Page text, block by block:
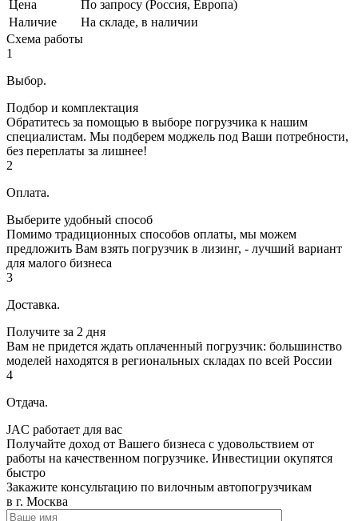
Цена
По запросу (Россия, Европа)
Наличие
На складе, в наличии
Схема работы
1
Выбор.
Подбор и комплектация
Обратитесь за помощью в выборе погрузчика к нашим
специалистам. Мы подберем моджель под Ваши потребности,
без переплаты за лишнее!
2
Оплата.
Выберите удобный способ
Помимо традиционных способов оплаты, мы можем
предложить Вам взять погрузчик в лизинг, - лучший вариант
для малого бизнеса
3
Доставка.
Получите за 2 дня
Вам не придется ждать оплаченный погрузчик: большинство
моделей находятся в региональных складах по всей России
4
Отдача.
JAC работает для вас
Получайте доход от Вашего бизнеса с удовольствием от
работы на качественном погрузчике. Инвестиции окупятся
быстро
Закажите консультацию по вилочным автопогрузчикам
в г. Москва